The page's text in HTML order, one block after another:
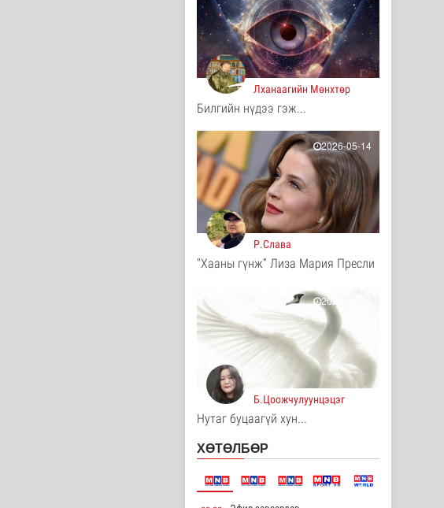
Долоодугаар сард
709.503 зөрчил
бүртгэгджээ
Нийгэм
3 цаг 50 минутын өмнө
Мал угаалгын ажил
Нийгэм
3 цаг 53 минутын өмнө
Хогноос эрчим хүч
үйлдвэрлэх үйлдвэр
34 МВт-ын х..
Нийгэм
3 цаг 11 минутын өмнө
Монелийн
гудамжны авто
замыг өнөөдрөөс
хааж, зас..
Нийгэм
3 цаг 16 минутын өмнө
Орон сууцны
залиланд 3613 иргэн
өртөж, 118 тэрбу..
4 цаг 32 минутын өмнө
Цөмийн эрчим
Лханаагийн Мөнхтөр
Билгийн нүдээ гэж...
2026-05-14
Р.Слава
"Хааны гүнж” Лиза Мария Пресли
2026-05-14
Б.Цоожчулуунцэцэг
Нутаг буцаагүй хун...
ХӨТӨЛБӨР